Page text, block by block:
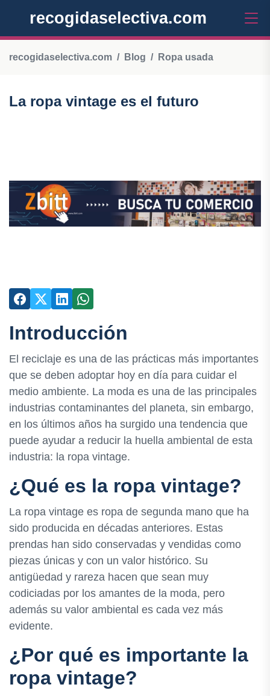
recogidaselectiva.com
recogidaselectiva.com Blog Ropa usada
La ropa vintage es el futuro
Introducción
El reciclaje es una de las prácticas más importantes
que se deben adoptar hoy en día para cuidar el
medio ambiente. La moda es una de las principales
industrias contaminantes del planeta, sin embargo,
en los últimos años ha surgido una tendencia que
puede ayudar a reducir la huella ambiental de esta
industria: la ropa vintage.
¿Qué es la ropa vintage?
La ropa vintage es ropa de segunda mano que ha
sido producida en décadas anteriores. Estas
prendas han sido conservadas y vendidas como
piezas únicas y con un valor histórico. Su
antigüedad y rareza hacen que sean muy
codiciadas por los amantes de la moda, pero
además su valor ambiental es cada vez más
evidente.
¿Por qué es importante la
ropa vintage?